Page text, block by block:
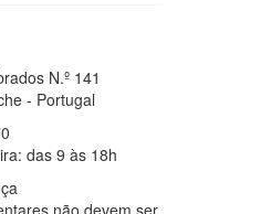
N.º 141
- Portugal
das 9 às 18h